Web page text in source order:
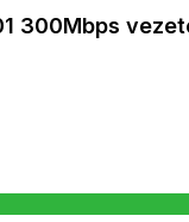
300Mbps